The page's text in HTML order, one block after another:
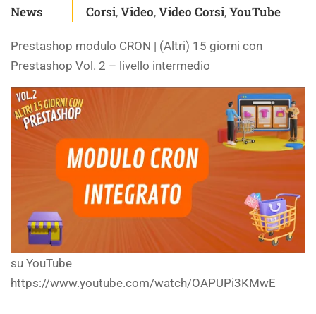
News Corsi, Video, Video Corsi, YouTube
Prestashop modulo CRON | (Altri) 15 giorni con
Prestashop Vol. 2 – livello intermedio
su YouTube
https://www.youtube.com/watch/OAPUPi3KMwE